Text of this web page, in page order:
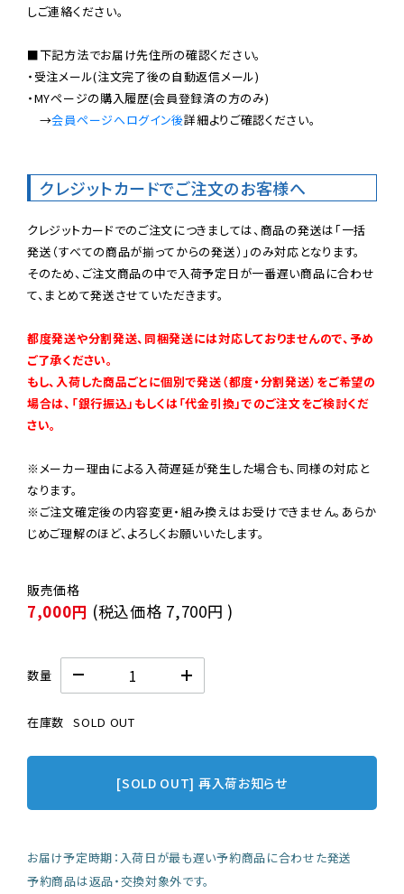
しご連絡ください。
■下記方法でお届け先住所の確認ください。
・受注メール(注文完了後の自動返信メール)
・MYページの購入履歴(会員登録済の方のみ)
→会員ページへログイン後詳細よりご確認ください。
クレジットカードでご注文のお客様へ
クレジットカードでのご注文につきましては、商品の発送は「一括
発送（すべての商品が揃ってからの発送）」のみ対応となります。
そのため、ご注文商品の中で入荷予定日が一番遅い商品に合わせ
て、まとめて発送させていただきます。
都度発送や分割発送、同梱発送には対応しておりませんので、予め
ご了承ください。
もし、入荷した商品ごとに個別で発送（都度・分割発送）をご希望の
場合は、「銀行振込」もしくは「代金引換」でのご注文をご検討くだ
さい。
※メーカー理由による入荷遅延が発生した場合も、同様の対応と
なります。
※ご注文確定後の内容変更・組み換えはお受けできません。あらか
じめご理解のほど、よろしくお願いいたします。
7,000円 (税込価格 7,700円 )
数量
在庫数 SOLD OUT
[SOLD OUT] 再入荷お知らせ
お届け予定時期：入荷日が最も遅い予約商品に合わせた発送
予約商品は返品・交換対象外です。